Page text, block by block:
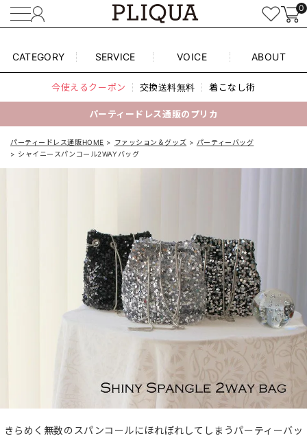
0
CATEGORY SERVICE VOICE ABOUT
今使えるクーポン 交換送料無料 着こなし術
パーティードレス通販のプリカ
パーティードレス通販HOME ファッション＆グッズ
パーティーバッグ
シャイニースパンコール2WAYバッグ
きらめく無数のスパンコールにほれぼれしてしまうパーティーバッ